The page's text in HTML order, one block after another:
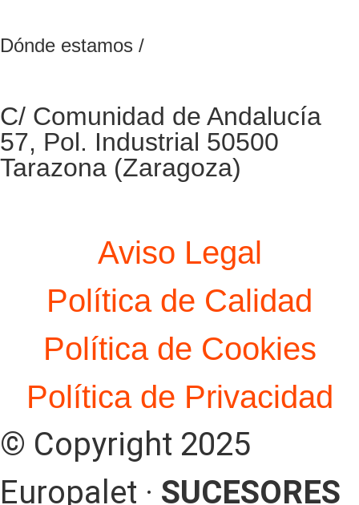
Dónde estamos /
C/ Comunidad de Andalucía
57, Pol. Industrial 50500
Tarazona (Zaragoza)
Aviso Legal
Política de Calidad
Política de Cookies
Política de Privacidad
© Copyright 2025
Europalet · SUCESORES